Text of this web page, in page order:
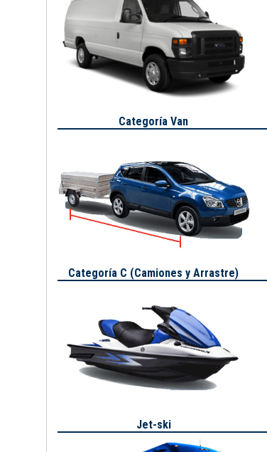
Categoría Van
Categoría C (Camiones y Arrastre)
Jet-ski